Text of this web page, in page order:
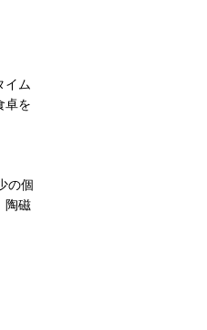
イム
卓を
の個
陶磁